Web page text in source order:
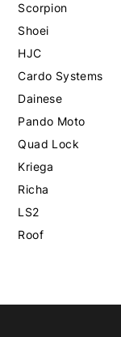
Scorpion
Shoei
HJC
Cardo Systems
Dainese
Pando Moto
Quad Lock
Kriega
Richa
LS2
Roof